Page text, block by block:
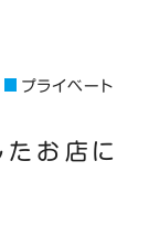
プライベート
たお店に